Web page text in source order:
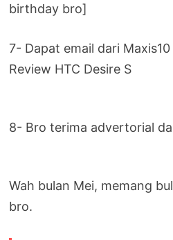
birthday bro]
7- Dapat email dari
Review HTC Desire S
8- Bro terima advertorial
Wah bulan Mei, memang
bro.